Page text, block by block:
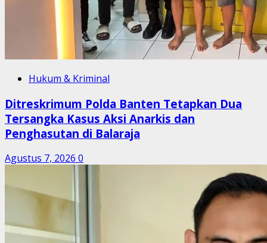
Hukum & Kriminal
Ditreskrimum Polda Banten Tetapkan Dua
Tersangka Kasus Aksi Anarkis dan
Penghasutan di Balaraja
Agustus 7, 2026 0